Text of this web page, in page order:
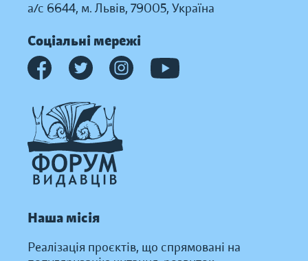
а/с 6644, м. Львів, 79005, Україна
Соціальні мережі
Наша місія
Реалізація проєктів, що спрямовані на